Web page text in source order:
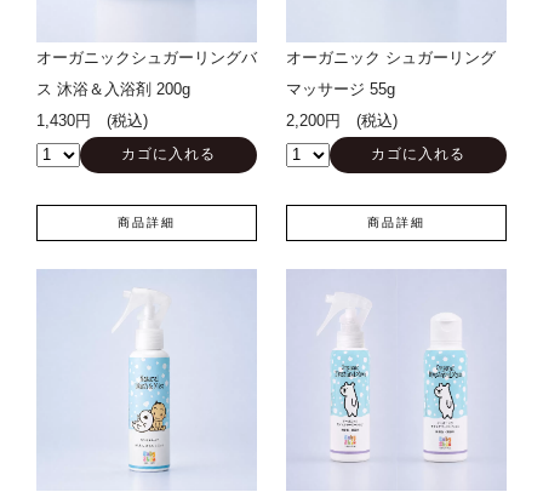
オーガニックシュガーリングバ
ス 沐浴＆入浴剤 200g
1,430円 (税込)
商品詳細
オーガニック シュガーリング
マッサージ 55g
2,200円 (税込)
商品詳細